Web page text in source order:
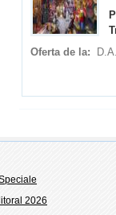
Oferta de la:
2026